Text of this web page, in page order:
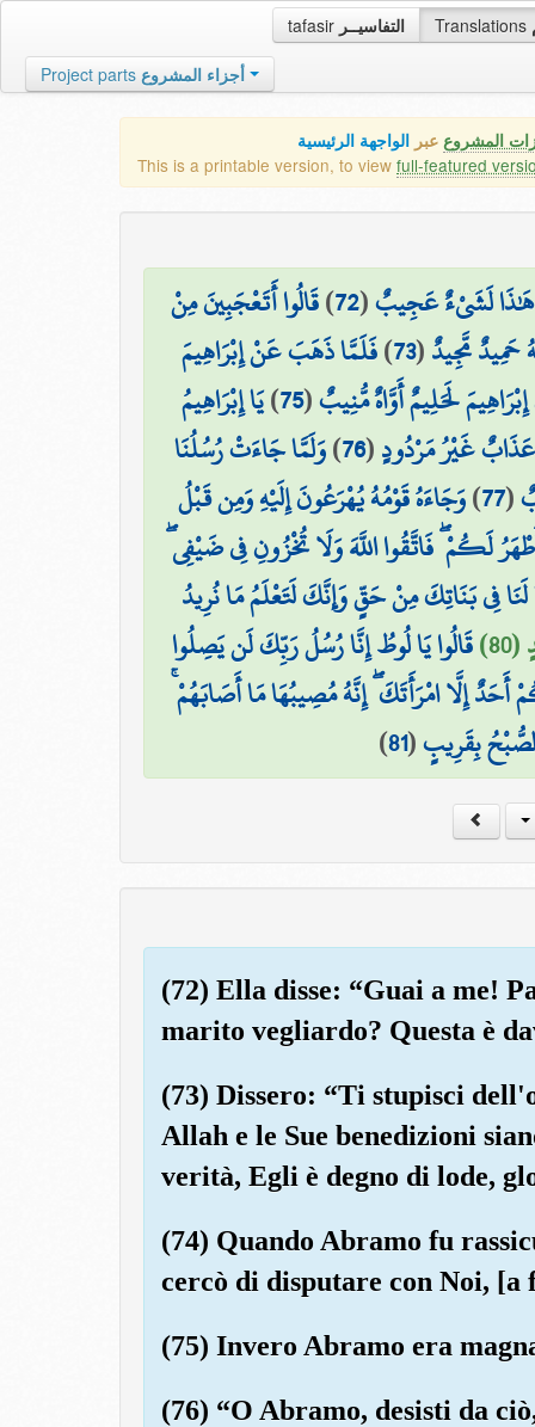
tafasir التفاسيــر Translations
Project parts أجزاء المشروع
المشروع عبر الواجهة الرئيسية
This is a printable version, to view full-featured
هَٰذَا لَشَيْءٌ عَجِيبٌ(
72
)قَالُوا أَتَعْجَبِينَ مِنْ
حَمِيدٌ مَّجِيدٌ(
73
)فَلَمَّا ذَهَبَ عَنْ إِبْرَاهِيمَ
لَحَلِيمٌ أَوَّاهٌ مُّنِيبٌ(
75
)يَا إِبْرَاهِيمُ
غَيْرُ مَرْدُودٍ(
76
)وَلَمَّا جَاءَتْ رُسُلُنَا
(
77
)وَجَاءَهُ قَوْمُهُ يُهْرَعُونَ إِلَيْهِ وَمِن قَبْلُ
لَكُمْ ۖ فَاتَّقُوا اللَّهَ وَلَا تُخْزُونِ فِي ضَيْفِي
فِي بَنَاتِكَ مِنْ حَقٍّ وَإِنَّكَ لَتَعْلَمُ مَا نُرِيدُ
قَالُوا يَا لُوطُ إِنَّا رُسُلُ رَبِّكَ لَن يَصِلُوا
إِلَّا امْرَأَتَكَ ۖ إِنَّهُ مُصِيبُهَا مَا أَصَابَهُمْ
بِقَرِيبٍ(
81
)
(72) Ella disse: “Guai a me!
marito vegliardo? Questa è
(73) Dissero: “Ti stupisci
Allah e le Sue benedizioni
verità, Egli è degno di lode,
(74) Quando Abramo fu
cercò di disputare con Noi,
(75) Invero Abramo era
(76) “O Abramo, desisti da